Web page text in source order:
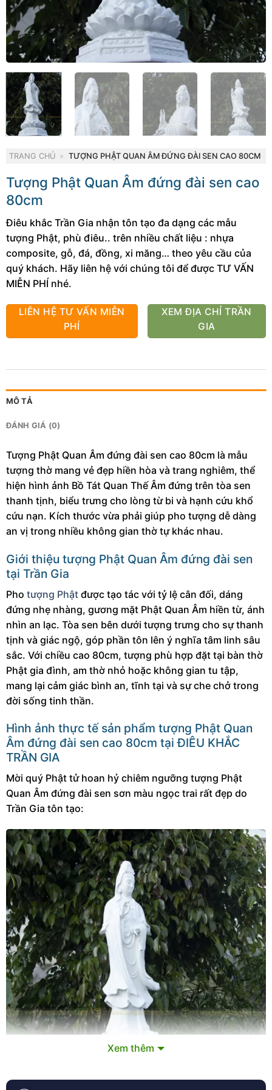
TRANG CHỦ » TƯỢNG PHẬT QUAN ÂM ĐỨNG ĐÀI SEN CAO 80CM
Tượng Phật Quan Âm đứng đài sen cao
80cm
Điêu khắc Trần Gia nhận tôn tạo đa dạng các mẫu
tượng Phật, phù điêu.. trên nhiều chất liệu : nhựa
composite, gỗ, đá, đồng, xi măng… theo yêu cầu của
quý khách. Hãy liên hệ với chúng tôi để được TƯ VẤN
MIỄN PHÍ nhé.
LIÊN HỆ TƯ VẤN MIỄN
PHÍ
XEM ĐỊA CHỈ TRẦN
GIA
MÔ TẢ
ĐÁNH GIÁ (0)
Tượng Phật Quan Âm đứng đài sen cao 80cm là mẫu
tượng thờ mang vẻ đẹp hiền hòa và trang nghiêm, thể
hiện hình ảnh Bồ Tát Quan Thế Âm đứng trên tòa sen
thanh tịnh, biểu trưng cho lòng từ bi và hạnh cứu khổ
cứu nạn. Kích thước vừa phải giúp pho tượng dễ dàng
an vị trong nhiều không gian thờ tự khác nhau.
Giới thiệu tượng Phật Quan Âm đứng đài sen
tại Trần Gia
Pho tượng Phậtđược tạo tác với tỷ lệ cân đối, dáng
đứng nhẹ nhàng, gương mặt Phật Quan Âm hiền từ, ánh
nhìn an lạc. Tòa sen bên dưới tượng trưng cho sự thanh
tịnh và giác ngộ, góp phần tôn lên ý nghĩa tâm linh sâu
sắc. Với chiều cao 80cm, tượng phù hợp đặt tại bàn thờ
Phật gia đình, am thờ nhỏ hoặc không gian tu tập,
mang lại cảm giác bình an, tĩnh tại và sự che chở trong
đời sống tinh thần.
Hình ảnh thực tế sản phẩm tượng Phật Quan
Âm đứng đài sen cao 80cm tại ĐIÊU KHẮC
TRẦN GIA
Mời quý Phật tử hoan hỷ chiêm ngưỡng tượng Phật
Quan Âm đứng đài sen sơn màu ngọc trai rất đẹp do
Trần Gia tôn tạo:
Xem thêm